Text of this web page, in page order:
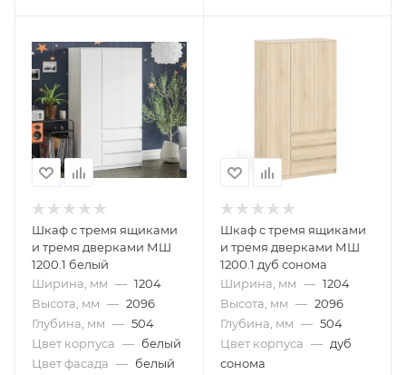
Шкаф с тремя ящиками
и тремя дверками МШ
1200.1 белый
Ширина, мм — 1204
Высота, мм — 2096
Глубина, мм — 504
Цвет корпуса — белый
Цвет фасада — белый
Шкаф с тремя ящиками
и тремя дверками МШ
1200.1 дуб сонома
Ширина, мм — 1204
Высота, мм — 2096
Глубина, мм — 504
Цвет корпуса — дуб
сонома